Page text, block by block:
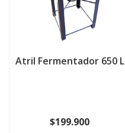
Atril Fermentador 650 L
$199.900